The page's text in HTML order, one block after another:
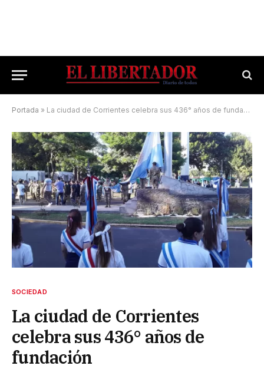
Portada » La ciudad de Corrientes celebra sus 436° años de fundación
SOCIEDAD
La ciudad de Corrientes
celebra sus 436° años de
fundación